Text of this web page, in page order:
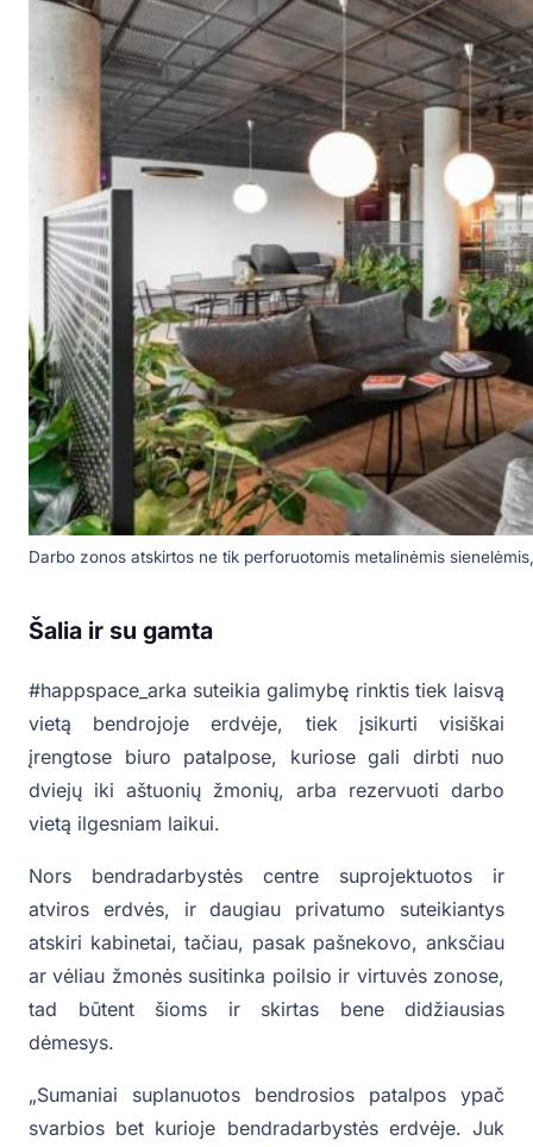
Darbo zonos atskirtos ne tik perforuotomis metalinėmis
Šalia ir su gamta
#happspace_arka suteikia galimybę rinktis tiek laisvą
vietą bendrojoje erdvėje, tiek įsikurti visiškai
įrengtose biuro patalpose, kuriose gali dirbti nuo
dviejų iki aštuonių žmonių, arba rezervuoti darbo
vietą ilgesniam laikui.
Nors bendradarbystės centre suprojektuotos ir
atviros erdvės, ir daugiau privatumo suteikiantys
atskiri kabinetai, tačiau, pasak pašnekovo, anksčiau
ar vėliau žmonės susitinka poilsio ir virtuvės zonose,
tad būtent šioms ir skirtas bene didžiausias
dėmesys.
„Sumaniai suplanuotos bendrosios patalpos ypač
svarbios bet kurioje bendradarbystės erdvėje. Juk